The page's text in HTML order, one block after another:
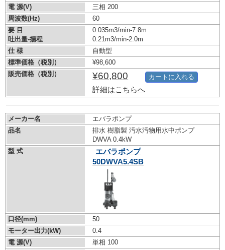
電 源(V)
三相 200
周波数(Hz)
60
要 目
吐出量-揚程
0.035m3/min-7.8m
0.21m3/min-2.0m
仕 様
自動型
標準価格（税別）
¥98,600
販売価格（税別）
¥60,800
詳細はこちらへ
カートに入れる
メーカー名
エバラポンプ
品名
排水 樹脂製 汚水汚物用水中ポンプ
DWVA 0.4kW
型 式
エバラポンプ
50DWVA5.4SB
口径(mm)
50
モーター出力(kW)
0.4
電 源(V)
単相 100